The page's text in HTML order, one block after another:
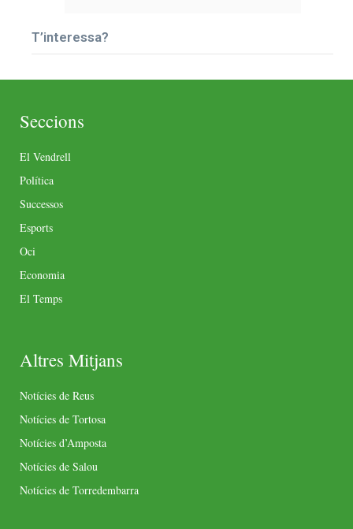
T’interessa?
Seccions
El Vendrell
Política
Successos
Esports
Oci
Economia
El Temps
Altres Mitjans
Notícies de Reus
Notícies de Tortosa
Notícies d’Amposta
Notícies de Salou
Notícies de Torredembarra